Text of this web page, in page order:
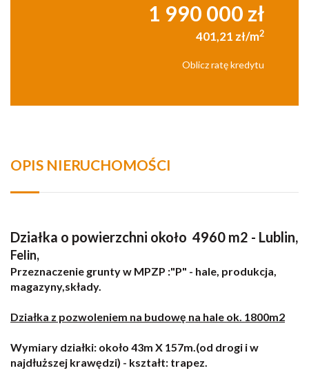
1 990 000 zł
401,21 zł/m2
Oblicz ratę kredytu
OPIS NIERUCHOMOŚCI
Działka o powierzchni około 4960 m2 - Lublin,
Felin,
Przeznaczenie grunty w MPZP :"P" - hale, produkcja,
magazyny,składy.
Działka z pozwoleniem na budowę na hale ok. 1800m2
Wymiary działki: około 43m X 157m.(od drogi i w
najdłuższej krawędzi) - kształt: trapez.